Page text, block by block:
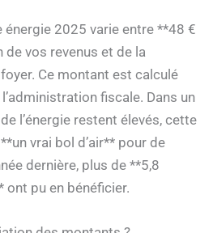
énergie 2025 varie entre **48 €
vos revenus et de la
Ce montant est calculé
fiscale. Dans un
l’énergie restent élevés, cette
vrai bol d’air** pour de
dernière, plus de **5,8
ont pu en bénéficier.